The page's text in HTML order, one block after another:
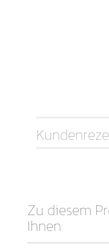
Zu diesem
Ihnen: